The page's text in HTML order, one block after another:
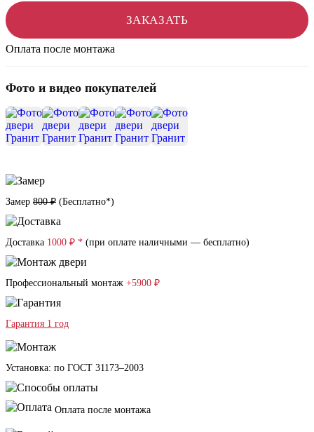
ЗАКАЗАТЬ
Оплата после монтажа
Фото и видео покупателей
Замер 800 ₽ (Бесплатно*)
Доставка 1000 ₽ * (при оплате наличными — бесплатно)
Профессиональный монтаж +5900 ₽
Гарантия 1 год
Установка: по ГОСТ 31173–2003
Оплата после монтажа